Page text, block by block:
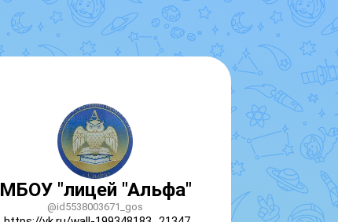
МБОУ "лицей "Альфа"
@id5538003671_gos